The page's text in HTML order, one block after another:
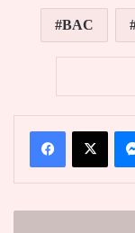
BAC
FacebookX